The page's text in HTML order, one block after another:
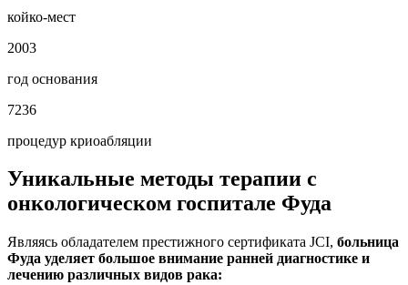
койко-мест
2003
год основания
7236
процедур криоабляции
Уникальные методы терапии с
онкологическом госпитале Фуда
Являясь обладателем престижного сертификата JCI, больница
Фуда уделяет большое внимание ранней диагностике и
лечению различных видов рака: